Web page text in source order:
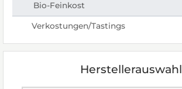
Bio-Feinkost
Verkostungen/Tastings
Herstellerauswahl